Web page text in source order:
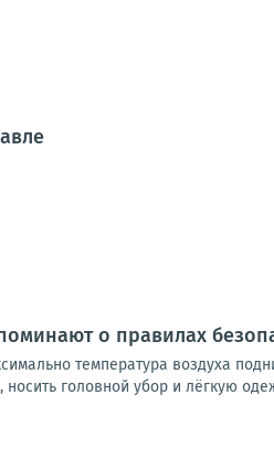
о правилах
температура воздуха
головной убор и лёгкую